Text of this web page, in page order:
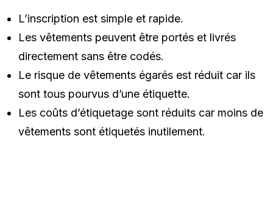
L’inscription est simple et rapide.
Les vêtements peuvent être portés et livrés
directement sans être codés.
Le risque de vêtements égarés est réduit car ils
sont tous pourvus d’une étiquette.
Les coûts d’étiquetage sont réduits car moins de
vêtements sont étiquetés inutilement.